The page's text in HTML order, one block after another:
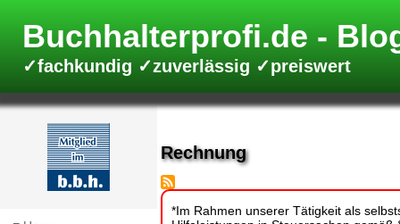
InhaltBuchhalterprofi.de
✓fachkundig ✓zuverlässig ✓preiswert
Rechnung
*Im Rahmen unserer Tätigkeit als